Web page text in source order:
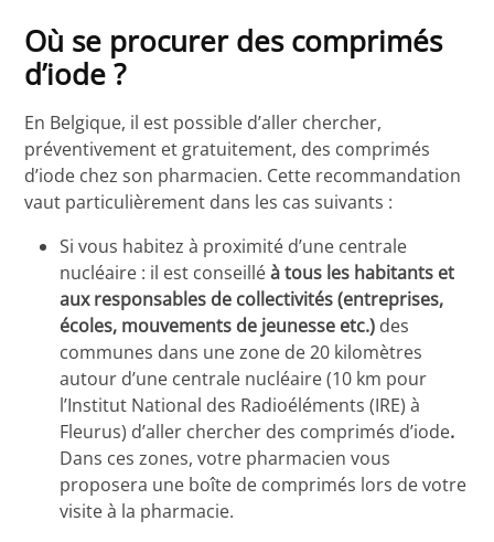
Où se procurer des comprimés
d’iode ?
En Belgique, il est possible d’aller chercher,
préventivement et gratuitement, des comprimés
d’iode chez son pharmacien. Cette recommandation
vaut particulièrement dans les cas suivants :
Si vous habitez à proximité d’une centrale
nucléaire : il est conseilléà tous les habitants et
aux responsables de collectivités (entreprises,
écoles, mouvements de jeunesse etc.) des
communes dans une zone de 20 kilomètres
autour d’une centrale nucléaire (10 km pour
l’Institut National des Radioéléments (IRE) à
Fleurus) d’aller chercher des comprimés d’iode.
Dans ces zones, votre pharmacien vous
proposera une boîte de comprimés lors de votre
visite à la pharmacie.